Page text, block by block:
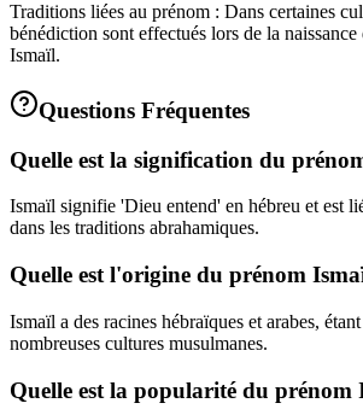
Traditions liées au prénom : Dans certaines
bénédiction sont effectués lors de la
Ismaïl.
Questions Fréquentes
Quelle est la signification du
Ismaïl signifie 'Dieu entend' en hébreu et est
dans les traditions abrahamiques.
Quelle est l'origine du prénom
Ismaïl a des racines hébraïques et arabes,
nombreuses cultures musulmanes.
Quelle est la popularité du prénom